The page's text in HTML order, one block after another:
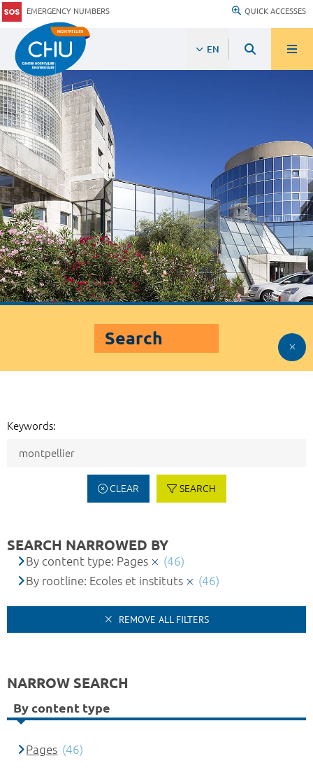
EMERGENCY NUMBERS QUICK ACCESSES
EN
Search
Keywords:
CLEAR SEARCH
SEARCH NARROWED BY
By content type: Pages
(46)
By rootline: Ecoles et instituts
(46)
REMOVE ALL FILTERS
NARROW SEARCH
By content type
Pages (46)